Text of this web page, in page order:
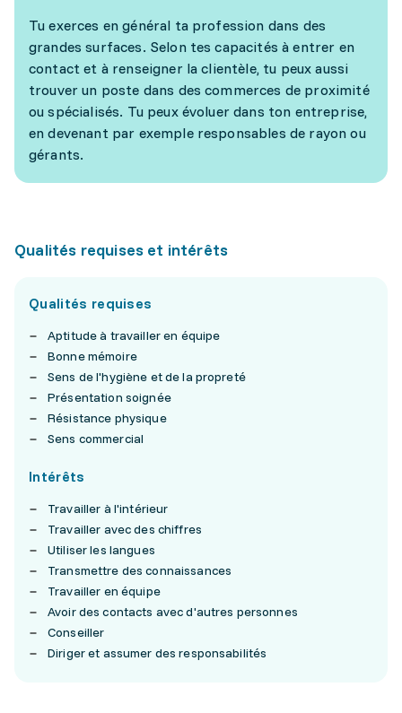
Tu exerces en général ta profession dans des
grandes surfaces. Selon tes capacités à entrer en
contact et à renseigner la clientèle, tu peux aussi
trouver un poste dans des commerces de proximité
ou spécialisés. Tu peux évoluer dans ton entreprise,
en devenant par exemple responsables de rayon ou
gérants.
Qualités requises et intérêts
Qualités requises
Aptitude à travailler en équipe
Bonne mémoire
Sens de l'hygiène et de la propreté
Présentation soignée
Résistance physique
Sens commercial
Intérêts
Travailler à l'intérieur
Travailler avec des chiffres
Utiliser les langues
Transmettre des connaissances
Travailler en équipe
Avoir des contacts avec d'autres personnes
Conseiller
Diriger et assumer des responsabilités